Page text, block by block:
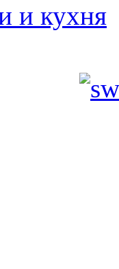
и кухня